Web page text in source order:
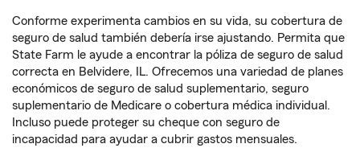
Conforme experimenta cambios en su vida, su cobertura de
seguro de salud también debería irse ajustando. Permita que
State Farm le ayude a encontrar la póliza de seguro de salud
correcta en Belvidere, IL. Ofrecemos una variedad de planes
económicos de seguro de salud suplementario, seguro
suplementario de Medicare o cobertura médica individual.
Incluso puede proteger su cheque con seguro de
incapacidad para ayudar a cubrir gastos mensuales.